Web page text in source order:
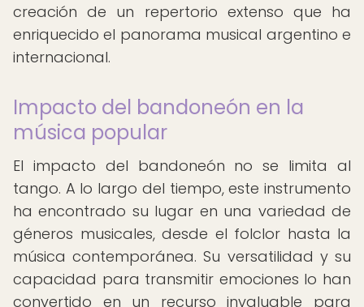
creación de un repertorio extenso que ha
enriquecido el panorama musical argentino e
internacional.
Impacto del bandoneón en la
música popular
El impacto del bandoneón no se limita al
tango. A lo largo del tiempo, este instrumento
ha encontrado su lugar en una variedad de
géneros musicales, desde el folclor hasta la
música contemporánea. Su versatilidad y su
capacidad para transmitir emociones lo han
convertido en un recurso invaluable para